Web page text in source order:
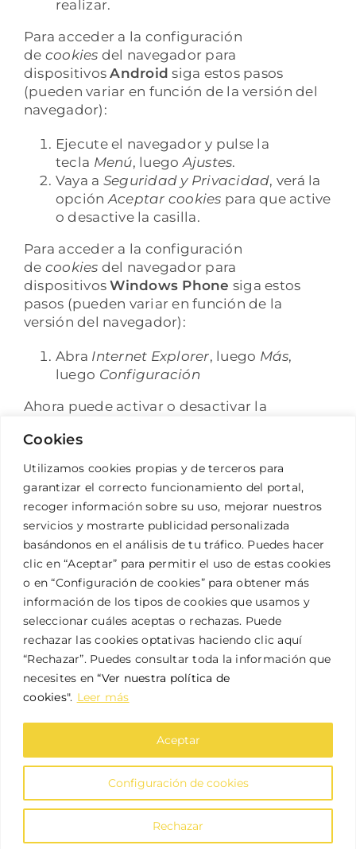
Cookies
Utilizamos cookies propias y de terceros para
garantizar el correcto funcionamiento del portal,
recoger información sobre su uso, mejorar nuestros
servicios y mostrarte publicidad personalizada
basándonos en el análisis de tu tráfico. Puedes hacer
clic en “Aceptar” para permitir el uso de estas cookies
o en “Configuración de cookies” para obtener más
información de los tipos de cookies que usamos y
seleccionar cuáles aceptas o rechazas. Puede
rechazar las cookies optativas haciendo clic aquí
“Rechazar”. Puedes consultar toda la información que
necesites en“Ver nuestra política de
cookies". Leer más
Configuración de cookies
Rechazar
Aceptar
realizar.
Para acceder a la configuración
de cookies del navegador para
dispositivosAndroid siga estos pasos
(pueden variar en función de la versión del
navegador):
Ejecute el navegador y pulse la
tecla Menú, luegoAjustes.
Vaya a Seguridad y Privacidad, verá la
opciónAceptar cookies para que active
o desactive la casilla.
Para acceder a la configuración
de cookies del navegador para
dispositivosWindows Phone siga estos
pasos (pueden variar en función de la
versión del navegador):
Abra Internet Explorer, luego Más,
luego Configuración
Ahora puede activar o desactivar la
© CLÍNICA DENTAL TERA
C/ Carretera, 8
Camarzana de Tera – 49332 – Zamora
Teléfonos:980 55 25 10 / 626 560 335
Aviso legal
Declaración de accesibilidad
Política de cookies